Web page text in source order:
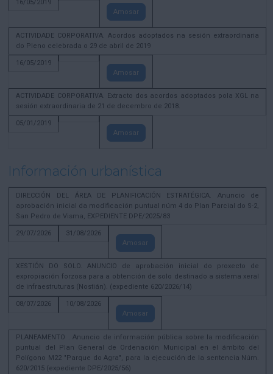
16/05/2019
Amosar
ACTIVIDADE CORPORATIVA. Acordos adoptados na sesión extraordinaria
do Pleno celebrada o 29 de abril de 2019
16/05/2019
Amosar
ACTIVIDADE CORPORATIVA. Extracto dos acordos adoptados pola XGL na
sesión extraordinaria de 21 de decembro de 2018.
05/01/2019
Amosar
Información urbanística
DIRECCIÓN DEL ÁREA DE PLANIFICACIÓN ESTRATÉGICA. Anuncio de
aprobación inicial da modificación puntual núm 4 do Plan Parcial do S-2,
San Pedro de Visma, EXPEDIENTE DPE/2025/83
29/07/2026
31/08/2026
Amosar
XESTIÓN DO SOLO. ANUNCIO de aprobación inicial do proxecto de
expropiación forzosa para a obtención de solo destinado a sistema xeral
de infraestruturas (Nostián). (expediente 620/2026/14)
08/07/2026
10/08/2026
Amosar
PLANEAMENTO . Anuncio de información pública sobre la modificación
puntual del Plan General de Ordenación Municipal en el ámbito del
Polígono M22 "Parque do Agra", para la ejecución de la sentencia Núm.
620/2015 (expediente DPE/2025/56)